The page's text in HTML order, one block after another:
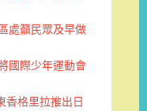
處籲民眾及早做
國際少年運動會
香格里拉推出日